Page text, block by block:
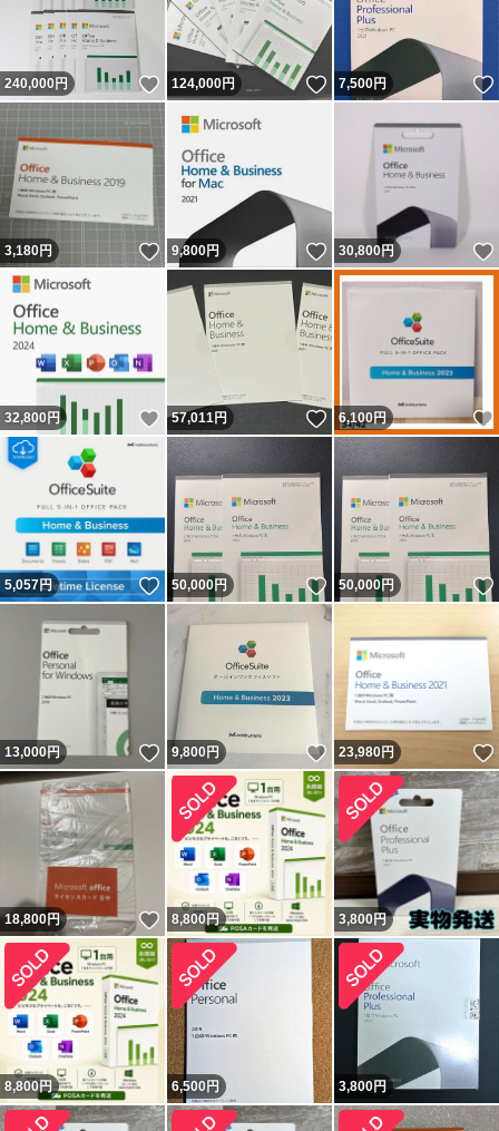
240,000円 いいね！
124,000円 いいね！
7,500円
3,180円 いいね！
9,800円 いいね！
30,800円
32,800 円 いいね！
57,011円 いいね！
6,100円
5,057円 いいね！
50,000円 いいね！
50,000円
13,000円 いいね！
9,800円 いいね！
23,980円
18,800円 いいね！
8,800円 3,800円
8,800円 6,500円 3,800円